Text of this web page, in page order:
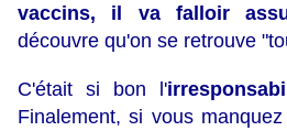
vaccins, il va falloir
découvre qu'on se retrouve
C'était si bon l'
Finalement, si vous